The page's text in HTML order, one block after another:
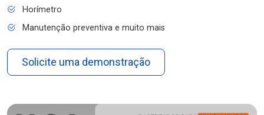
Horímetro
Manutenção preventiva e muito mais
Solicite uma demonstração